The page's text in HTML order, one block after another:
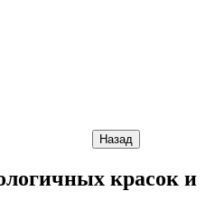
Назад
красок и